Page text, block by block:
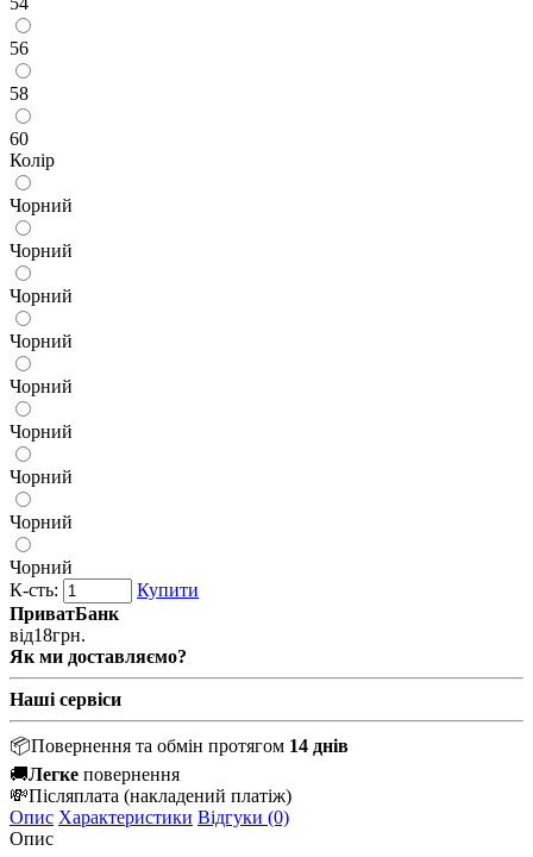
56
58
60
Колір
Чорний
Чорний
Чорний
Чорний
Чорний
Чорний
Чорний
Чорний
Чорний
К-сть:
Купити
ПриватБанк
від18грн.
Як ми доставляємо?
Наші сервіси
📦Повернення та обмін протягом 14 днів
🚚Легке повернення
💸Післяплата (накладений платіж)
Опис Характеристики Відгуки (0)
Опис